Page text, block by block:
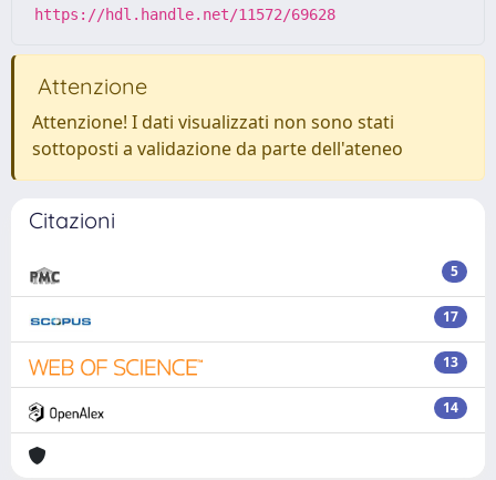
https://hdl.handle.net/11572/69628
Attenzione
Attenzione! I dati visualizzati non sono stati
sottoposti a validazione da parte dell'ateneo
Citazioni
5
17
13
14